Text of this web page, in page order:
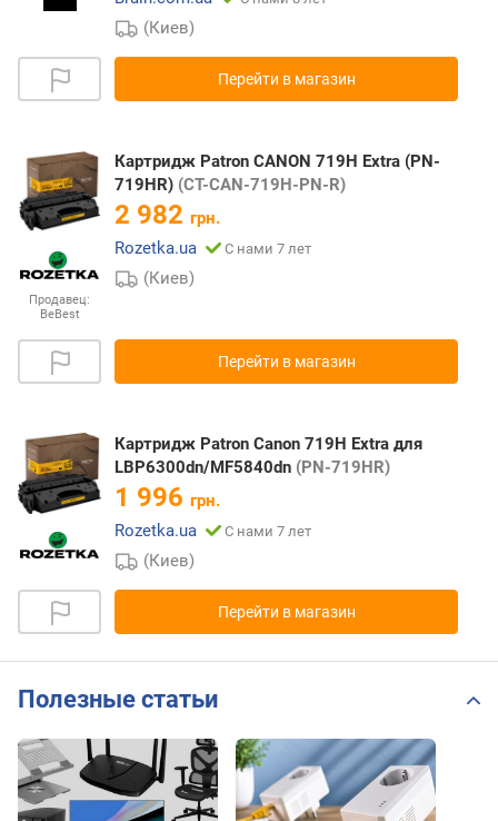
(Киев)
Перейти в магазин
Продавец:
BeBest
Картридж Patron CANON 719H Extra (PN-
719HR) (CT-CAN-719H-PN-R)
2 982 грн.
Rozetka.ua
С нами 7 лет
(Киев)
Перейти в магазин
Картридж Patron Canon 719H Extra для
LBP6300dn/MF5840dn (PN-719HR)
1 996 грн.
Rozetka.ua
С нами 7 лет
(Киев)
Перейти в магазин
Полезные статьи